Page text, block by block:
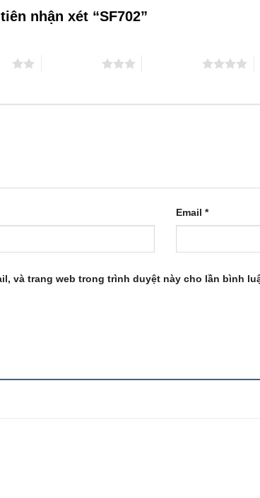
nhận xét “SF702”
Email *
và trang web trong trình duyệt này cho lần bình